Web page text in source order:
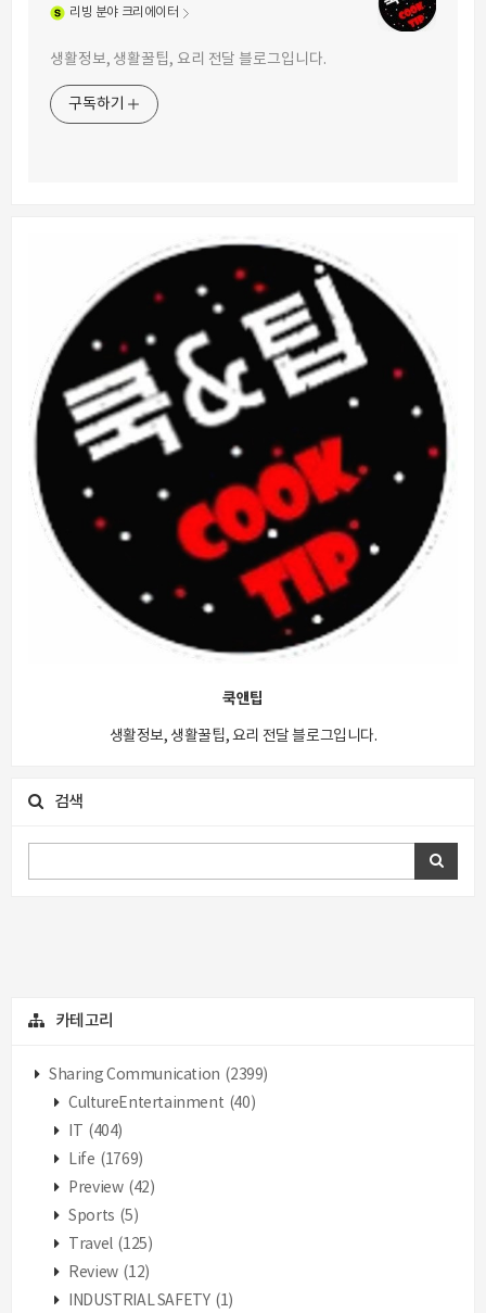
리빙 분야 크리에이터
생활정보, 생활꿀팁, 요리 전달 블로그입니다.
구독하기
쿡앤팁
생활정보, 생활꿀팁, 요리 전달 블로그입니다.
검색
카테고리
Sharing Communication (2399)
CultureEntertainment (40)
(404)
Life (1769)
Preview (42)
Sports (5)
Travel (125)
Review (12)
INDUSTRIAL SAFETY (1)